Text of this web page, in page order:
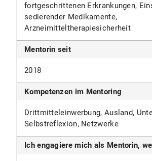
fortgeschrittenen Erkrankungen,
sedierender Medikamente,
Arzneimitteltherapiesicherheit
Mentorin seit
2018
Kompetenzen im Mentoring
Drittmitteleinwerbung, Ausland,
Selbstreflexion, Netzwerke
Ich engagiere mich als Mentorin,